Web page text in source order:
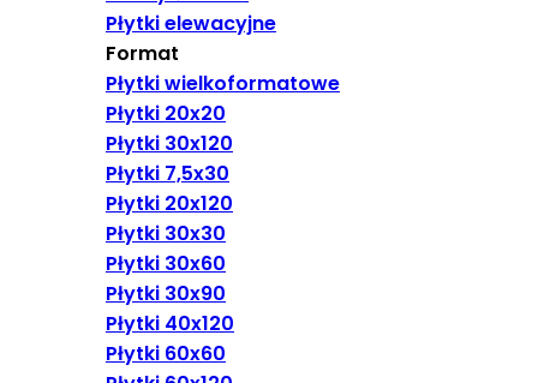
Płytki elewacyjne
Format
Płytki wielkoformatowe
Płytki 20x20
Płytki 30x120
Płytki 7,5x30
Płytki 20x120
Płytki 30x30
Płytki 30x60
Płytki 30x90
Płytki 40x120
Płytki 60x60